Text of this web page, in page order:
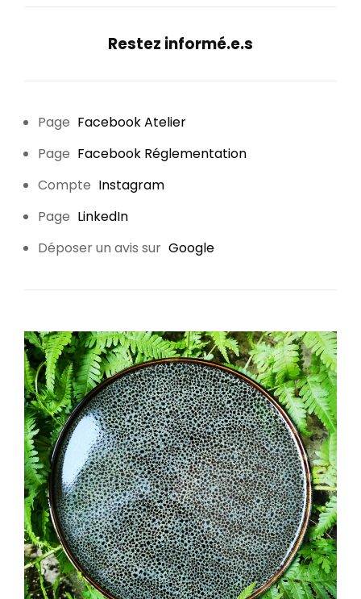
Restez informé.e.s
Page Facebook Atelier
Page Facebook Réglementation
Compte Instagram
Page LinkedIn
Déposer un avis sur Google